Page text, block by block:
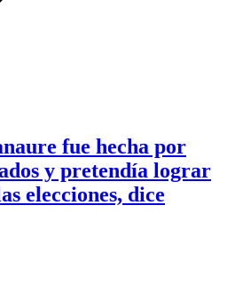
fue hecha por
y pretendía lograr
elecciones, dice